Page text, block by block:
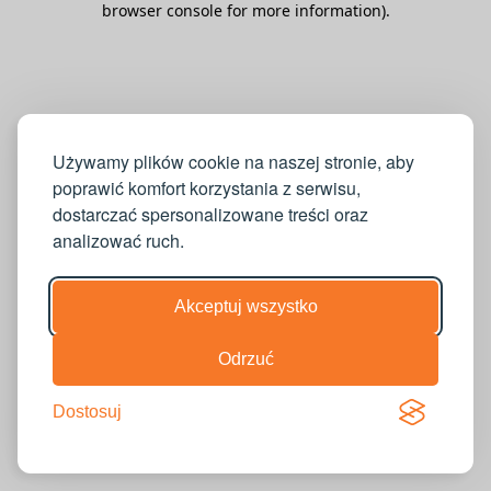
Używamy plików cookie na naszej stronie, aby
poprawić komfort korzystania z serwisu,
dostarczać spersonalizowane treści oraz
analizować ruch.
Akceptuj wszystko
Odrzuć
Dostosuj
browser console for more information).